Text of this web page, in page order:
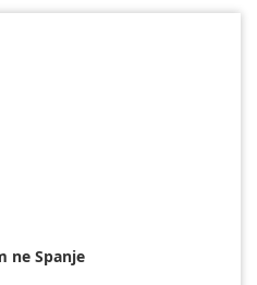
ne Spanje